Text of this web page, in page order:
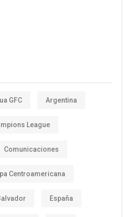
GFC Argentina
League
Comunicaciones
Centroamericana
España